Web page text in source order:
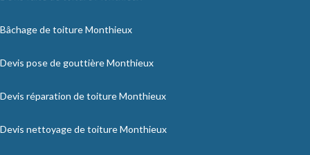
Bâchage de toiture Monthieux
Devis pose de gouttière Monthieux
Devis réparation de toiture Monthieux
Devis nettoyage de toiture Monthieux